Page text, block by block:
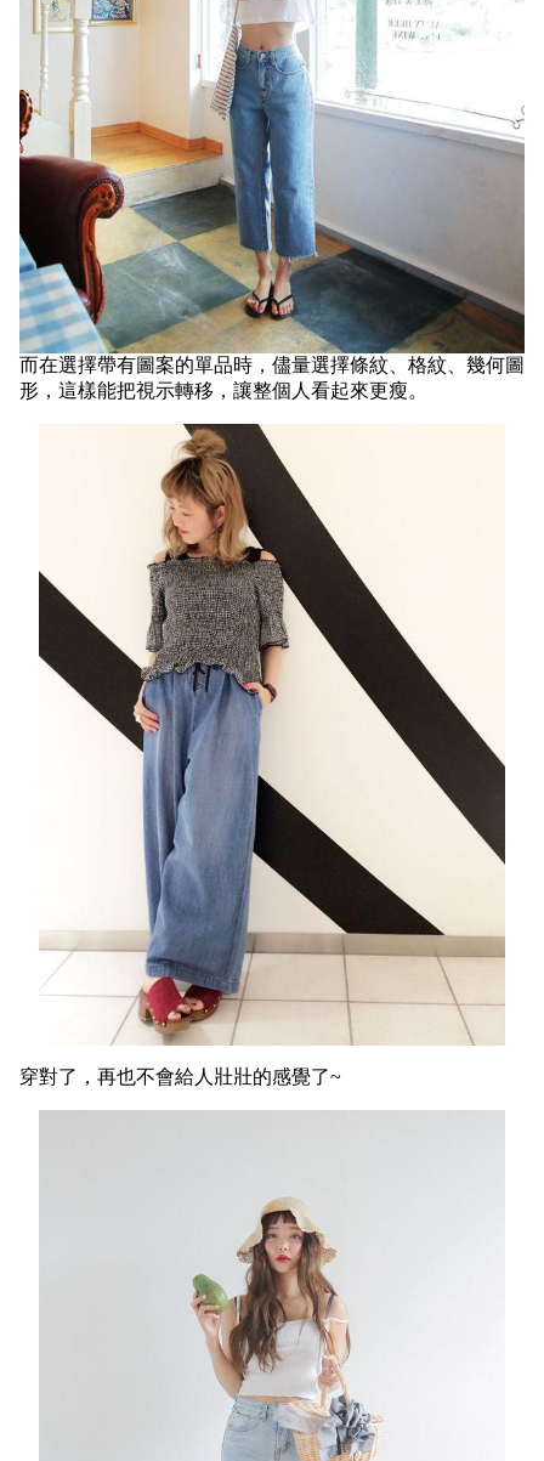
而在選擇帶有圖案的單品時，儘量選擇條紋、格紋、幾何圖
形，這樣能把視示轉移，讓整個人看起來更瘦。
穿對了，再也不會給人壯壯的感覺了~